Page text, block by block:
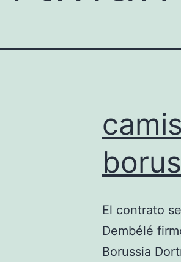
El contrato
Dembélé
Borussia